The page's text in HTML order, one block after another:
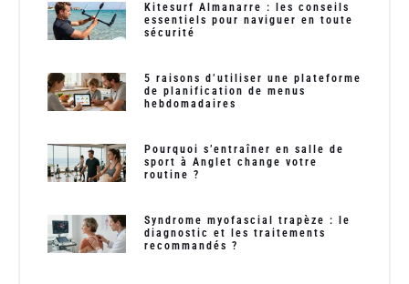
Kitesurf Almanarre : les conseils
essentiels pour naviguer en toute
sécurité
5 raisons d’utiliser une plateforme
de planification de menus
hebdomadaires
Pourquoi s’entraîner en salle de
sport à Anglet change votre
routine ?
Syndrome myofascial trapèze : le
diagnostic et les traitements
recommandés ?